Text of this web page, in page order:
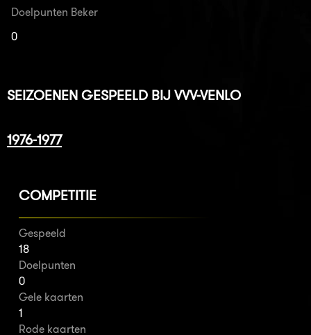
Doelpunten Beker
0
SEIZOENEN GESPEELD BIJ VVV-VENLO
1976-1977
COMPETITIE
Gespeeld
18
Doelpunten
0
Gele kaarten
1
Rode kaarten